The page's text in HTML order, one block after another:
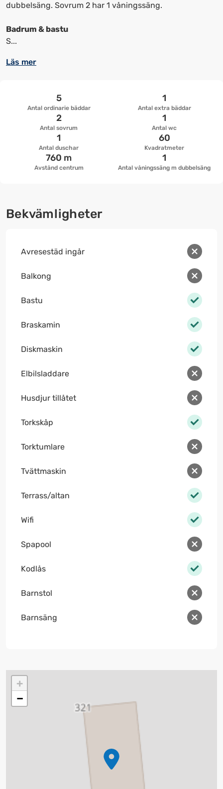
dubbelsäng. Sovrum 2 har 1 våningssäng.
Badrum & bastu
S...
Läs mer
Antal ordinarie bäddar
5
Antal extra bäddar
1
Antal sovrum
2
Antal wc
1
Antal duschar
1
Kvadratmeter
60
Avstånd centrum
760 m
Antal våningssäng m dubbelsäng
1
Bekvämligheter
Avresestäd ingår
Balkong
Bastu
Braskamin
Diskmaskin
Elbilsladdare
Husdjur tillåtet
Torkskåp
Torktumlare
Tvättmaskin
Terrass/altan
Wifi
Spapool
Kodlås
Barnstol
Barnsäng
+
−